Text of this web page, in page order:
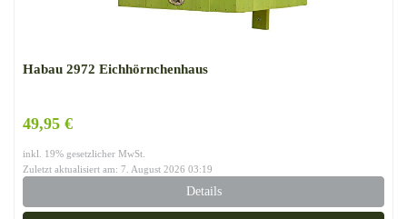
Habau 2972 Eichhörnchenhaus
49,95 €
inkl. 19% gesetzlicher MwSt.
Zuletzt aktualisiert am: 7. August 2026 03:19
Details